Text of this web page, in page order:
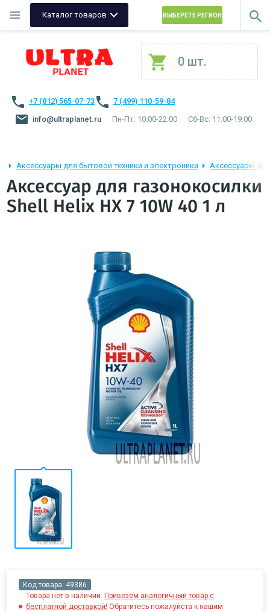
Каталог товаров ВЫБЕРЕТЕ РЕГИОН
0 шт.
+7 (812) 565-07-73
7 (499) 110-59-84
info@ultraplanet.ru
Пн-Пт: 10:00-22:00 Сб-Вс: 11:00-19:00
Аксессуары для бытовой техники и электроники Аксессуары
Аксессуар для газонокосилки
Shell Helix HX 7 10W 40 1 л
Код товара: 49386
Товара нет в наличии. Привезём аналогичный товар с
бесплатной доставкой! Обратитесь пожалуйста к нашим